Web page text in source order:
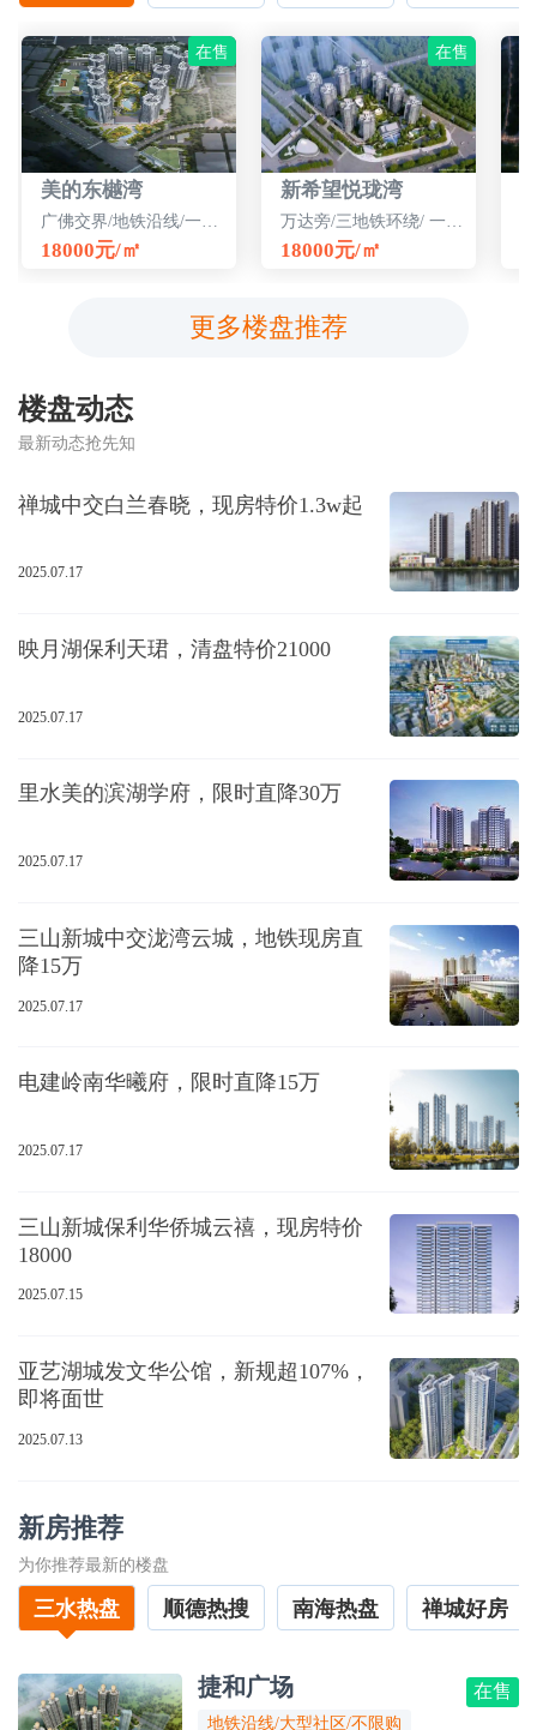
在售
美的东樾湾
18000元/㎡
在售
新希望悦珑湾
18000元/㎡
更多楼盘推荐
楼盘动态
最新动态抢先知
禅城中交白兰春晓，现房特价1.3w起
2025.07.17
映月湖保利天珺，清盘特价21000
2025.07.17
里水美的滨湖学府，限时直降30万
2025.07.17
三山新城中交泷湾云城，地铁现房直
降15万
2025.07.17
电建岭南华曦府，限时直降15万
2025.07.17
三山新城保利华侨城云禧，现房特价
18000
2025.07.15
亚艺湖城发文华公馆，新规超107%，
即将面世
2025.07.13
新房推荐
为你推荐最新的楼盘
三水热盘 顺德热搜 南海热盘 禅城好房
捷和广场 在售
地铁沿线/大型社区/不限购